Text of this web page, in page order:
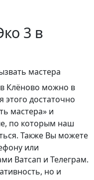
3 в
мастера
в Клёново можно в
этого достаточно
мастера» и
по которым наш
Также Вы можете
или
Ватсап и Телеграм.
но и